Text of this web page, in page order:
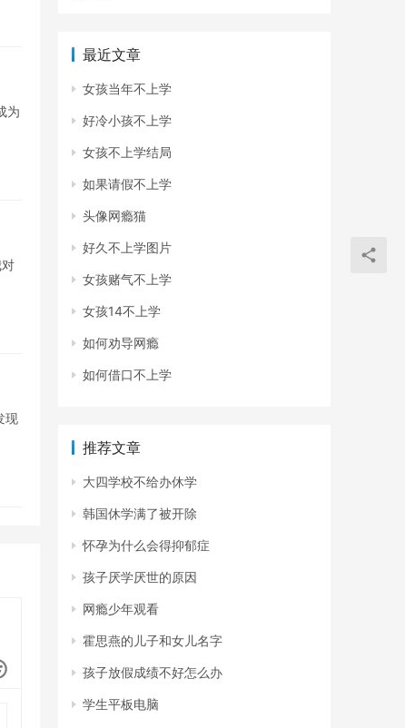
为
现
最近文章
女孩当年不上学
好冷小孩不上学
女孩不上学结局
如果请假不上学
头像网瘾猫
好久不上学图片
女孩赌气不上学
女孩14不上学
如何劝导网瘾
如何借口不上学
推荐文章
大四学校不给办休学
韩国休学满了被开除
怀孕为什么会得抑郁症
孩子厌学厌世的原因
网瘾少年观看
霍思燕的儿子和女儿名字
孩子放假成绩不好怎么办
学生平板电脑